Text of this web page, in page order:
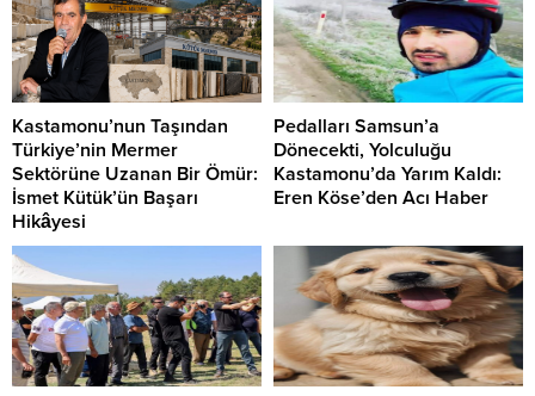
Kastamonu’nun Taşından
Türkiye’nin Mermer
Sektörüne Uzanan Bir Ömür:
İsmet Kütük’ün Başarı
Hikâyesi
Pedalları Samsun’a
Dönecekti, Yolculuğu
Kastamonu’da Yarım Kaldı:
Eren Köse’den Acı Haber